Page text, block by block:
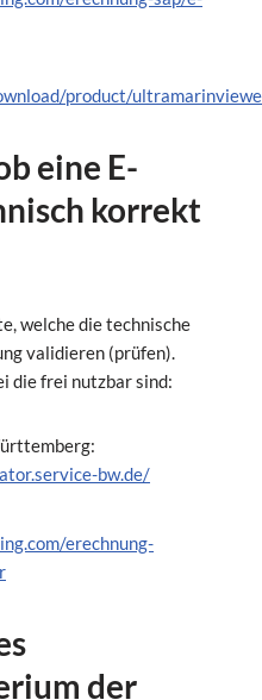
product/
eine E-
korrekt
welche die technische
validieren (prüfen).
die frei nutzbar sind:
bw.de/
erechnung-
der